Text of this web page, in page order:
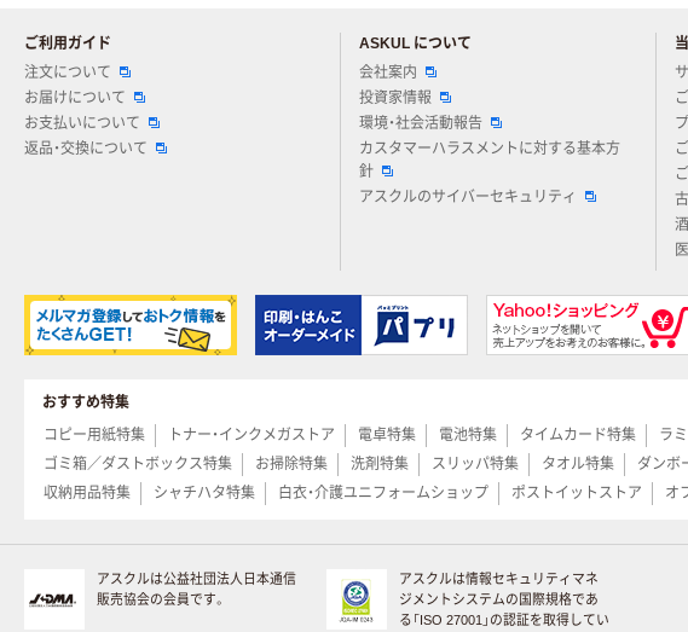
ご利用ガイド
注文について
お届けについて
お支払いについて
返品・交換について
ASKUL について
会社案内
投資家情報
環境・社会活動報告
カスタマーハラスメントに対する基本方
針
アスクルのサイバーセキュリティ
おすすめ特集
コピー用紙特集
トナー・インクメガストア 電卓特集 電池特集 タイムカード特集 ラ
ゴミ箱／ダストボックス特集
お掃除特集 洗剤特集 スリッパ特集 タオル特集 ダンボ
収納用品特集
シャチハタ特集 白衣・介護ユニフォームショップ ポストイットストア オ
アスクルは公益社団法人日本通信
販売協会の会員です。
アスクルは情報セキュリティマネ
ジメントシステムの国際規格であ
る「ISO 27001」の認証を取得してい